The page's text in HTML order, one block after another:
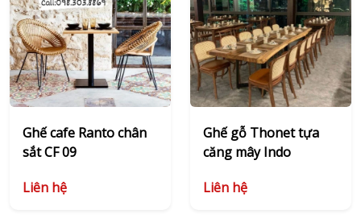
Ghế cafe Ranto chân
sắt CF 09
Liên hệ
Ghế gỗ Thonet tựa
căng mây Indo
Liên hệ